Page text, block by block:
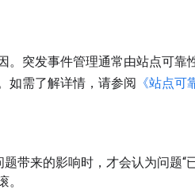
。突发事件管理通常由站点可靠
如需了解详情，请参阅 《站点
带来的影响时，才会认为问题“已